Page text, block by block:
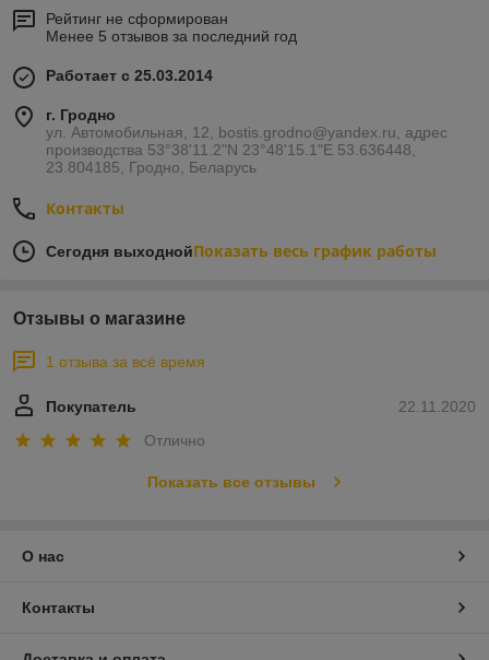
уникальную возможность приобретения
качественных комплектующих для стеклопакетов по
пробковую прокладку, оформляйте заявку на нашем
указанному в разделе «Контакты». Доставку всех
товаров осуществляем во все регионы Белоруссии.
Оплата осуществляется наличным и безналичным
однокамерных и двухкамерных
стеклопакетов различных
размеров.
Если Вам нужна консультация по выбору
стеклопакета - звоните по номеру:
Рейтинг не сформирован
Менее 5 отзывов за последний год
Работает с 25.03.2014
г. Гродно
ул. Автомобильная, 12, bostis.grodno@yandex.ru, адрес
производства 53°38'11.2"N 23°48'15.1"E 53.636448,
23.804185, Гродно, Беларусь
Контакты
Сегодня выходнойПоказать весь график работы
Отзывы о магазине
1 отзыва за всё время
22.11.2020
Покупатель
Отлично
Показать все отзывы
О нас
Контакты